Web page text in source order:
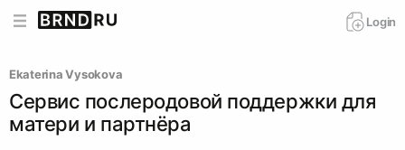
Login
Ekaterina Vysokova
Сервис послеродовой поддержки для
матери и партнёра